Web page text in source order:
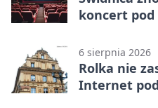
koncert pod
6 sierpnia 2026
Rolka nie
Internet